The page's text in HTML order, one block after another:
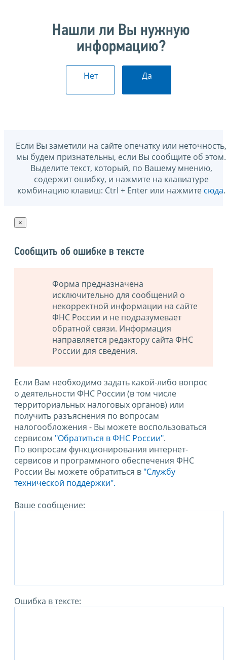
Нашли ли Вы нужную
информацию?
Нет Да
Если Вы заметили на сайте опечатку или неточность,
мы будем признательны, если Вы сообщите об этом.
Выделите текст, который, по Вашему мнению,
содержит ошибку, и нажмите на клавиатуре
комбинацию клавиш: Ctrl + Enter или нажмите сюда.
×
Сообщить об ошибке в тексте
Форма предназначена
исключительно для сообщений о
некорректной информации на сайте
ФНС России и не подразумевает
обратной связи. Информация
направляется редактору сайта ФНС
России для сведения.
Если Вам необходимо задать какой-либо вопрос
о деятельности ФНС России (в том числе
территориальных налоговых органов) или
получить разъяснения по вопросам
налогообложения - Вы можете воспользоваться
сервисом "Обратиться в ФНС России".
По вопросам функционирования интернет-
сервисов и программного обеспечения ФНС
России Вы можете обратиться в "Службу
технической поддержки".
Ваше сообщение:
Ошибка в тексте: